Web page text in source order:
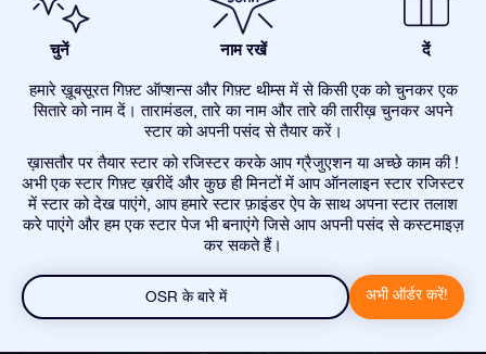
चुनें नाम रखें दें
हमारे ख़ूबसूरत गिफ़्ट ऑप्शन्स और गिफ़्ट थीम्स में से किसी एक को चुनकर एक
सितारे को नाम दें। तारामंडल, तारे का नाम और तारे की तारीख़ चुनकर अपने
स्टार को अपनी पसंद से तैयार करें।
ख़ासतौर पर तैयार स्टार को रजिस्टर करके आप ग्रैजुएशन या अच्छे काम की !
अभी एक स्टार गिफ़्ट ख़रीदें और कुछ ही मिनटों में आप ऑनलाइन स्टार रजिस्टर
में स्टार को देख पाएंगे, आप हमारे स्टार फ़ाइंडर ऐप के साथ अपना स्टार तलाश
करे पाएंगे और हम एक स्टार पेज भी बनाएंगे जिसे आप अपनी पसंद से कस्टमाइज़
कर सकते हैं।
OSR के बारे में अभी ऑर्डर करें!